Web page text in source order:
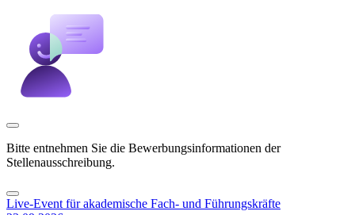
Bitte entnehmen Sie die Bewerbungsinformationen der
Stellenausschreibung.
Live-Event für akademische Fach- und Führungskräfte